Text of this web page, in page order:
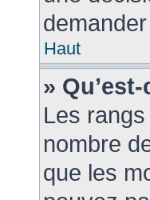
Haut
»
Les
nombre
que les